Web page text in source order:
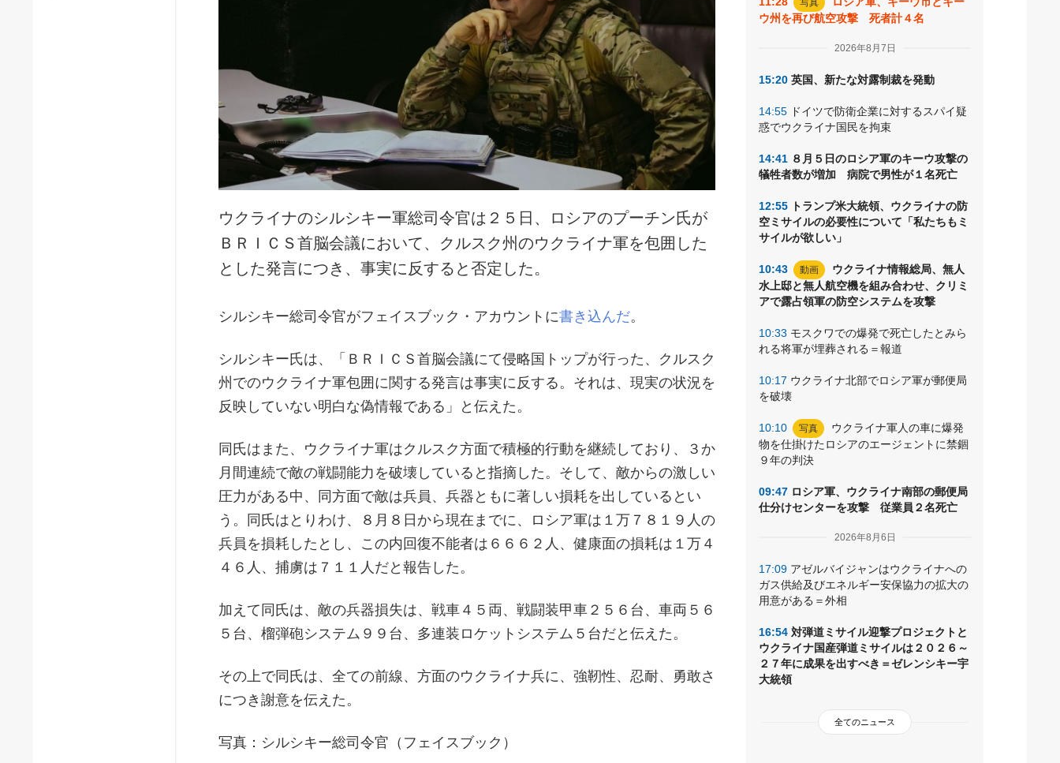
ウ州を再び航空攻撃 死者計４名
2026年8月7日
15:20 英国、新たな対露制裁を発動
14:55 ドイツで防衛企業に対するスパイ疑
惑でウクライナ国民を拘束
14:41 ８月５日のロシア軍のキーウ攻撃の
犠牲者数が増加 病院で男性が１名死亡
12:55 トランプ米大統領、ウクライナの防
空ミサイルの必要性について「私たちもミ
サイルが欲しい」
10:43 動画
ウクライナ情報総局、無人
水上邸と無人航空機を組み合わせ、クリミ
アで露占領軍の防空システムを攻撃
10:33 モスクワでの爆発で死亡したとみら
れる将軍が埋葬される＝報道
10:17 ウクライナ北部でロシア軍が郵便局
を破壊
10:10 写真
ウクライナ軍人の車に爆発
物を仕掛けたロシアのエージェントに禁錮
９年の判決
09:47 ロシア軍、ウクライナ南部の郵便局
仕分けセンターを攻撃 従業員２名死亡
2026年8月6日
17:09 アゼルバイジャンはウクライナへの
ガス供給及びエネルギー安保協力の拡大の
用意がある＝外相
16:54 対弾道ミサイル迎撃プロジェクトと
ウクライナ国産弾道ミサイルは２０２６～
２７年に成果を出すべき＝ゼレンシキー宇
大統領
全てのニュース
ウクライナのシルシキー軍総司令官は２５日、ロシアのプーチン氏が
ＢＲＩＣＳ首脳会議において、クルスク州のウクライナ軍を包囲した
とした発言につき、事実に反すると否定した。
シルシキー総司令官がフェイスブック・アカウントに書き込んだ。
シルシキー氏は、「ＢＲＩＣＳ首脳会議にて侵略国トップが行った、クルスク
州でのウクライナ軍包囲に関する発言は事実に反する。それは、現実の状況を
反映していない明白な偽情報である」と伝えた。
同氏はまた、ウクライナ軍はクルスク方面で積極的行動を継続しており、３か
月間連続で敵の戦闘能力を破壊していると指摘した。そして、敵からの激しい
圧力がある中、同方面で敵は兵員、兵器ともに著しい損耗を出しているとい
う。同氏はとりわけ、８月８日から現在までに、ロシア軍は１万７８１９人の
兵員を損耗したとし、この内回復不能者は６６６２人、健康面の損耗は１万４
４６人、捕虜は７１１人だと報告した。
加えて同氏は、敵の兵器損失は、戦車４５両、戦闘装甲車２５６台、車両５６
５台、榴弾砲システム９９台、多連装ロケットシステム５台だと伝えた。
その上で同氏は、全ての前線、方面のウクライナ兵に、強靭性、忍耐、勇敢さ
につき謝意を伝えた。
写真：シルシキー総司令官（フェイスブック）